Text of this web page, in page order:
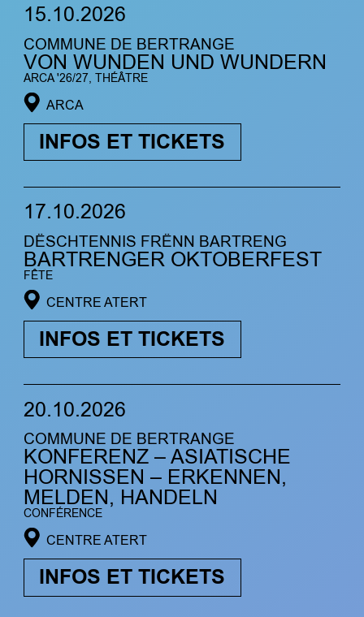
15.10.2026
COMMUNE DE BERTRANGE
VON WUNDEN UND WUNDERN
ARCA '26/27, THÉÂTRE
ARCA
INFOS ET TICKETS
17.10.2026
DËSCHTENNIS FRËNN BARTRENG
BARTRENGER OKTOBERFEST
FÊTE
CENTRE ATERT
INFOS ET TICKETS
20.10.2026
COMMUNE DE BERTRANGE
KONFERENZ – ASIATISCHE
HORNISSEN – ERKENNEN,
MELDEN, HANDELN
CONFÉRENCE
CENTRE ATERT
INFOS ET TICKETS